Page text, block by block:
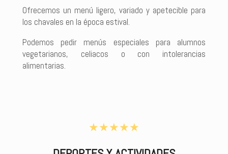
Ofrecemos un menú ligero, variado y apetecible para
los chavales en la época estival.
Podemos pedir menús especiales para alumnos
vegetarianos, celiacos o con intolerancias
alimentarias.
★★★★★